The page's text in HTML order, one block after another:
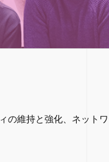
の維持と強化、ネット